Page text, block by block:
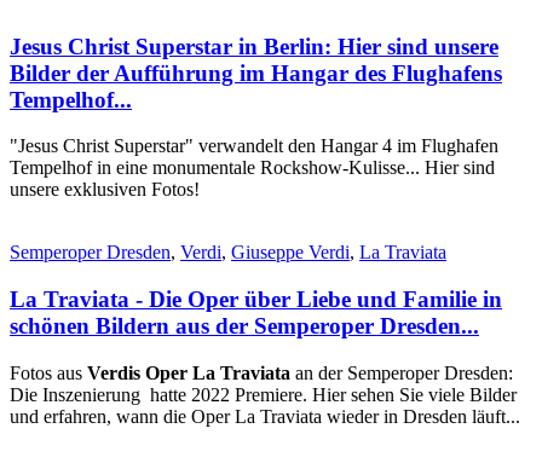
Jesus Christ Superstar in Berlin: Hier sind unsere
Bilder der Aufführung im Hangar des Flughafens
Tempelhof...
"Jesus Christ Superstar" verwandelt den Hangar 4 im Flughafen
Tempelhof in eine monumentale Rockshow-Kulisse... Hier sind
unsere exklusiven Fotos!
Semperoper Dresden, Verdi, Giuseppe Verdi, La Traviata
La Traviata - Die Oper über Liebe und Familie in
schönen Bildern aus der Semperoper Dresden...
Fotos aus Verdis Oper La Traviata an der Semperoper Dresden:
Die Inszenierung hatte 2022 Premiere. Hier sehen Sie viele Bilder
und erfahren, wann die Oper La Traviata wieder in Dresden läuft...